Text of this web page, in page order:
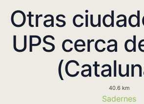
Otras
UPS cerca
40.6 km
Sadernes